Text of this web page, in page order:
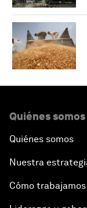
Quiénes somos
Quiénes somos
Nuestra
Cómo trabajamos